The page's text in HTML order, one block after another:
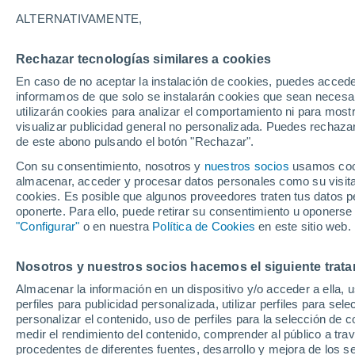
ALTERNATIVAMENTE,
Rechazar tecnologías similares a cookies
En caso de no aceptar la instalación de cookies, puedes
informamos de que solo se instalarán cookies que sean
utilizarán cookies para analizar el comportamiento ni para
visualizar publicidad general no personalizada. Puedes
de este abono pulsando el botón "Rechazar".
Con su consentimiento, nosotros y nuestros socios usamos
almacenar, acceder y procesar datos personales como su
cookies. Es posible que algunos proveedores traten tus datos
oponerte. Para ello, puede retirar su consentimiento u
"Configurar" o en nuestra Política de Cookies en este sitio web.
Nosotros y nuestros socios hacemos el siguiente
Almacenar la información en un dispositivo y/o acceder a
perfiles para publicidad personalizada, utilizar perfiles para
personalizar el contenido, uso de perfiles para la selección de
medir el rendimiento del contenido, comprender al público a
procedentes de diferentes fuentes, desarrollo y mejora de los
25°
Sensación de 26°
Iluminada:
Plantas
sepas sobre la planta del café
Clima 1 - 7 días Por hora Actualidad Mapa de
Hoy
7 Ago
Mañana
8 Ago
70%
Domingo
9 Ago